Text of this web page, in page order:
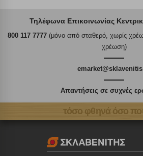
Τηλέφωνα Επικοινωνίας
800 117 7777(μόνο από σταθερό, χωρίς
χρέωση)
Απαντήσεις σε συχνές
τόσο φθηνά όσο